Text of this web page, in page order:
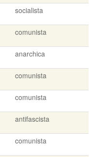
socialista
comunista
anarchica
comunista
comunista
antifascista
comunista